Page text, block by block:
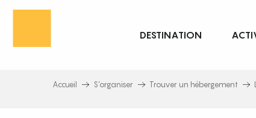
Aller
principal
DESTINATION
Accueil S’organiser Trouver un hébergement